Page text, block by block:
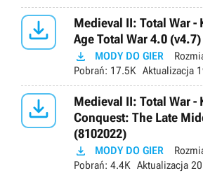

Medieval II: Total War -
Age Total War 4.0 (v4.7)
 MODY DO GIER
Pobrań: 17.5K Aktualizacja

Medieval II: Total War -
Conquest: The Late
(8102022)
 MODY DO GIER
Pobrań: 4.4K Aktualizacja